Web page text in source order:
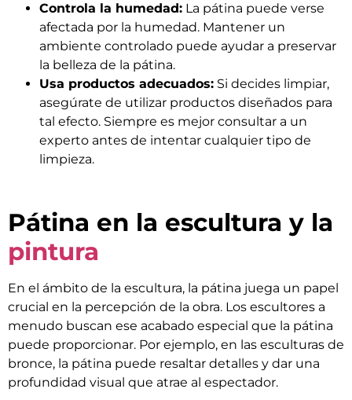
Controla la humedad: La pátina puede verse
afectada por la humedad. Mantener un
ambiente controlado puede ayudar a preservar
la belleza de la pátina.
Usa productos adecuados: Si decides limpiar,
asegúrate de utilizar productos diseñados para
tal efecto. Siempre es mejor consultar a un
experto antes de intentar cualquier tipo de
limpieza.
Pátina en la escultura y la
pintura
En el ámbito de la escultura, la pátina juega un papel
crucial en la percepción de la obra. Los escultores a
menudo buscan ese acabado especial que la pátina
puede proporcionar. Por ejemplo, en las esculturas de
bronce, la pátina puede resaltar detalles y dar una
profundidad visual que atrae al espectador.